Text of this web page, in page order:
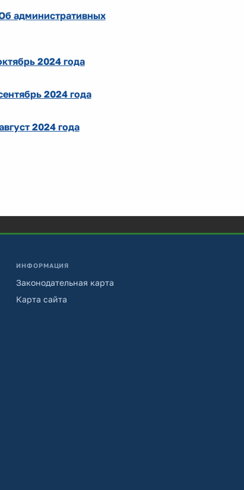
административных
2024 года
2024 года
2024 года
ИНФОРМАЦИЯ
Законодательная карта
Карта сайта